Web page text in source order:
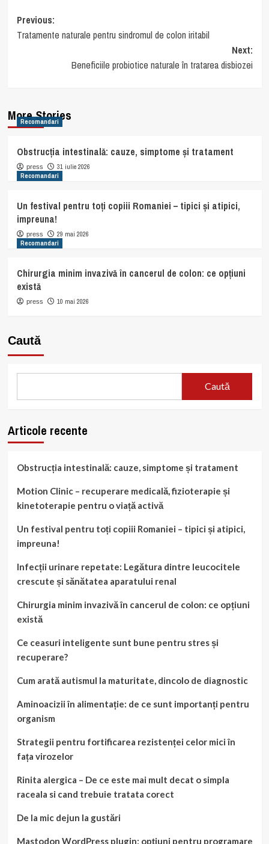
Post
navigation
Previous:
Tratamente naturale pentru sindromul de colon iritabil
Next:
Beneficiile probiotice naturale în tratarea disbiozei
More Stories
Recomandari
Obstrucția intestinală: cauze, simptome și tratament
press
31 iulie 2026
Recomandari
Un festival pentru toți copiii Romaniei – tipici și atipici,
impreuna!
press
29 mai 2026
Recomandari
Chirurgia minim invazivă în cancerul de colon: ce opțiuni
există
press 10 mai 2026
Caută
Caută
Articole recente
Obstrucția intestinală: cauze, simptome și tratament
Motion Clinic – recuperare medicală, fizioterapie și
kinetoterapie pentru o viață activă
Un festival pentru toți copiii Romaniei – tipici și atipici,
impreuna!
Infecții urinare repetate: Legătura dintre leucocitele
crescute și sănătatea aparatului renal
Chirurgia minim invazivă în cancerul de colon: ce opțiuni
există
Ce ceasuri inteligente sunt bune pentru stres și
recuperare?
Cum arată autismul la maturitate, dincolo de diagnostic
Aminoacizii în alimentație: de ce sunt importanți pentru
organism
Strategii pentru fortificarea rezistenței celor mici în
fața virozelor
Rinita alergica – De ce este mai mult decat o simpla
raceala si cand trebuie tratata corect
De la mic dejun la gustări
Mastodon WordPress plugin: opțiuni pentru programare